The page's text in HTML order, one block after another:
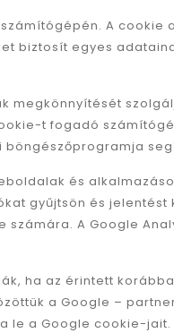
A cookie
biztosít egyes
megkönnyítését
t fogadó
és
gyűjtsön és
A Google
ha az érintett
a Google –
le a Google cookie-jait.